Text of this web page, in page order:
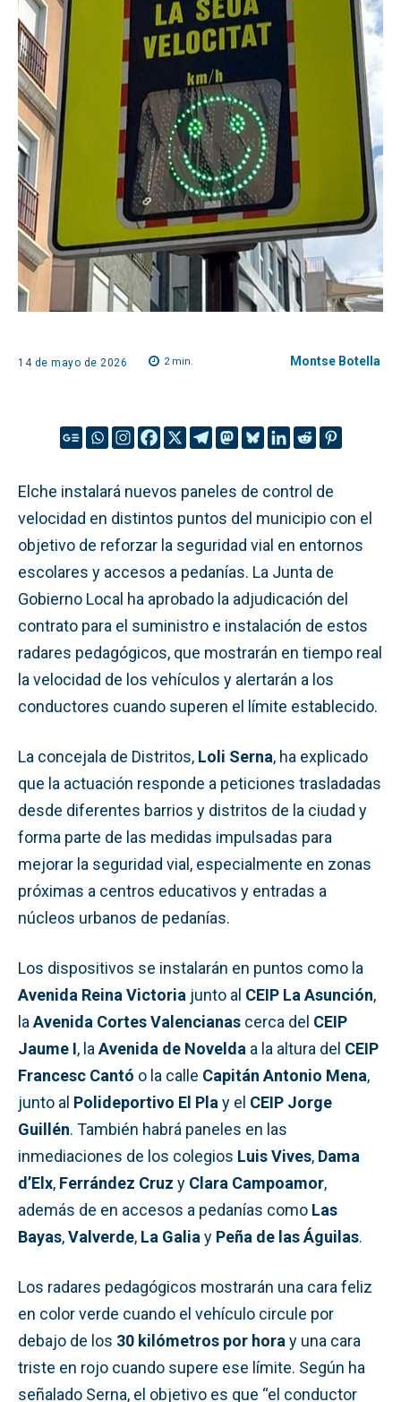
14 de mayo de 2026 2min. Montse Botella
Elche instalará nuevos paneles de control de
velocidad en distintos puntos del municipio con el
objetivo de reforzar la seguridad vial en entornos
escolares y accesos a pedanías. La Junta de
Gobierno Local ha aprobado la adjudicación del
contrato para el suministro e instalación de estos
radares pedagógicos, que mostrarán en tiempo real
la velocidad de los vehículos y alertarán a los
conductores cuando superen el límite establecido.
La concejala de Distritos, Loli Serna, ha explicado
que la actuación responde a peticiones trasladadas
desde diferentes barrios y distritos de la ciudad y
forma parte de las medidas impulsadas para
mejorar la seguridad vial, especialmente en zonas
próximas a centros educativos y entradas a
núcleos urbanos de pedanías.
Los dispositivos se instalarán en puntos como la
Avenida Reina Victoria junto al CEIP La Asunción,
la Avenida Cortes Valencianas cerca del CEIP
Jaume I, la Avenida de Novelda a la altura del CEIP
Francesc Cantó o la calle Capitán Antonio Mena,
junto al Polideportivo El Pla y el CEIP Jorge
Guillén. También habrá paneles en las
inmediaciones de los colegios Luis Vives, Dama
d’Elx, Ferrández Cruz y Clara Campoamor,
además de en accesos a pedanías como Las
Bayas,Valverde, La Galia y Peña de las Águilas.
Los radares pedagógicos mostrarán una cara feliz
en color verde cuando el vehículo circule por
debajo de los 30 kilómetros por hora y una cara
triste en rojo cuando supere ese límite. Según ha
señalado Serna, el objetivo es que “el conductor